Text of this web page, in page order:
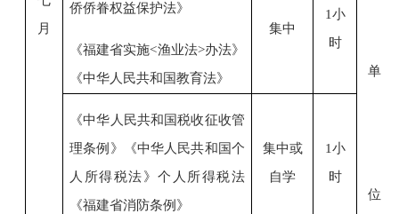
月
单
位
侨侨眷权益保护法》
《福建省实施<渔业法>办法》
《中华人民共和国教育法》
集中
1小
时
《中华人民共和国税收征收管
理条例》
《中华人民共和国个
人所得税法》个人所得税法
《福建省消防条例》
集中或
自学
1小
时